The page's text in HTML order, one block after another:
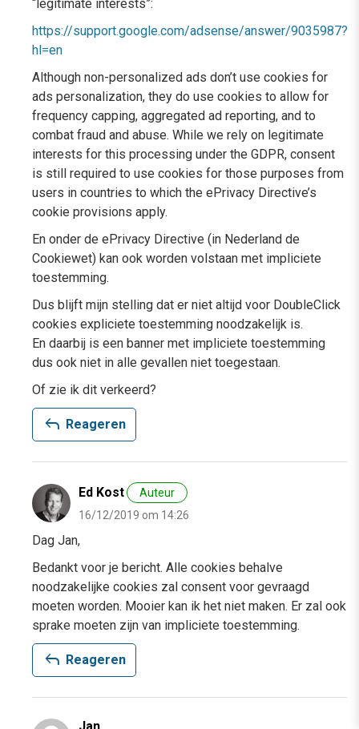
“legitimate interests”:
https://support.google.com/adsense/answer/9035987?
hl=en
Although non-personalized ads don’t use cookies for
ads personalization, they do use cookies to allow for
frequency capping, aggregated ad reporting, and to
combat fraud and abuse. While we rely on legitimate
interests for this processing under the GDPR, consent
is still required to use cookies for those purposes from
users in countries to which the ePrivacy Directive’s
cookie provisions apply.
En onder de ePrivacy Directive (in Nederland de
Cookiewet) kan ook worden volstaan met impliciete
toestemming.
Dus blijft mijn stelling dat er niet altijd voor DoubleClick
cookies expliciete toestemming noodzakelijk is.
En daarbij is een banner met impliciete toestemming
dus ook niet in alle gevallen niet toegestaan.
Of zie ik dit verkeerd?
reply Reageren
Ed Kost
Auteur
16/12/2019 om 14:26
Dag Jan,
Bedankt voor je bericht. Alle cookies behalve
noodzakelijke cookies zal consent voor gevraagd
moeten worden. Mooier kan ik het niet maken. Er zal ook
sprake moeten zijn van impliciete toestemming.
reply Reageren